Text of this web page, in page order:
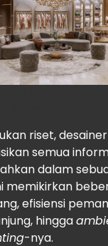
riset,
semua
dalam
memikirkan
efisiensi
hingga
-nya.